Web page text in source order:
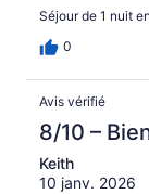
Séjour de 1 nuit
0
Avis vérifié
8/10 –
Keith
10 janv. 2026